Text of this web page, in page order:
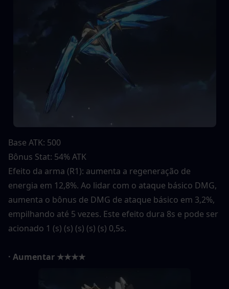
Base ATK: 500
Bônus Stat: 54% ATK
Efeito da arma (R1): aumenta a regeneração de
energia em 12,8%. Ao lidar com o ataque básico DMG,
aumenta o bônus de DMG de ataque básico em 3,2%,
empilhando até 5 vezes. Este efeito dura 8s e pode ser
acionado 1 (s) (s) (s) (s) (s) 0,5s.
· Aumentar ★★★★